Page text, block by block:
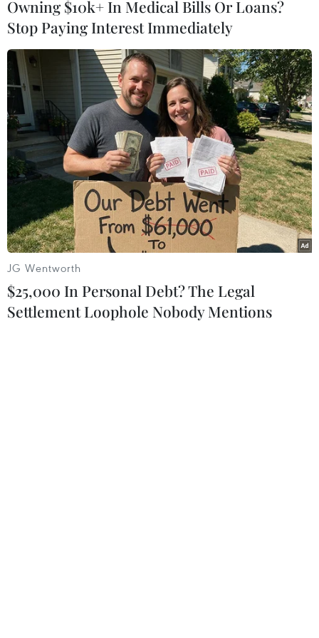
#Trung đoàn 726 #Cây di sản
#Rừng phòng hộ
#Cây gỗ quý
#Biến đổi khí hậu
Lâm Đồng
Đắk Nông
Theo dõi VietnamPlus
TIN LIÊN QUAN
Owning $10k+ In Medical Bills Or Loans?
Stop Paying Interest Immediately
JG Wentworth
$25,000 In Personal Debt? The Legal
Settlement Loophole Nobody Mentions